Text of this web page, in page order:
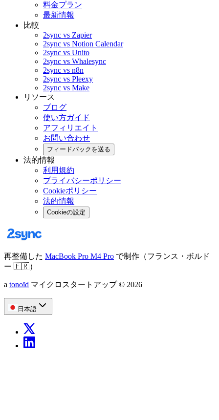
料金プラン
最新情報
比較
2sync vs Zapier
2sync vs Notion Calendar
2sync vs Unito
2sync vs Whalesync
2sync vs n8n
2sync vs Pleexy
2sync vs Make
リソース
ブログ
使い方ガイド
アフィリエイト
お問い合わせ
フィードバックを送る
法的情報
利用規約
プライバシーポリシー
Cookieポリシー
法的情報
Cookieの設定
再整備した MacBook Pro M4 Pro で制作（フランス・ボルド
ー 🇫🇷）
a tonoïd マイクロスタートアップ© 2026
日本語